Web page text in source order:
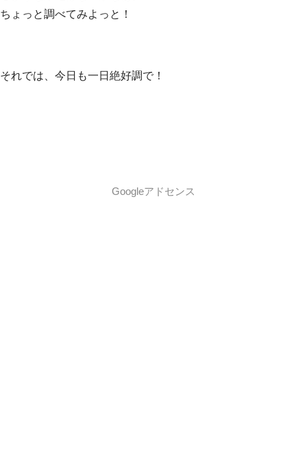
ちょっと調べてみよっと！
それでは、今日も一日絶好調で！
Googleアドセンス